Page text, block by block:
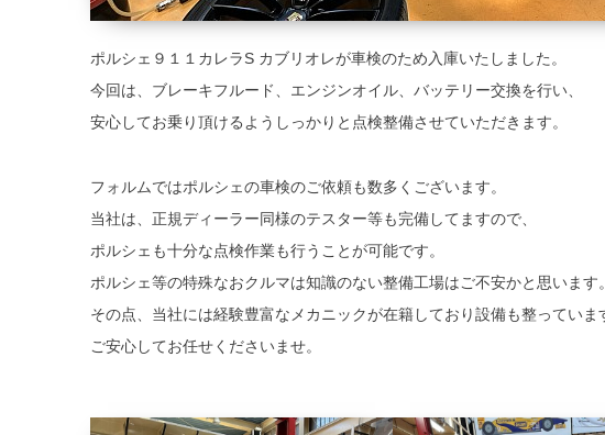
ポルシェ９１１カレラS カブリオレが車検のため入庫いたしました。
今回は、ブレーキフルード、エンジンオイル、バッテリー交換を行い、
安心してお乗り頂けるようしっかりと点検整備させていただきます。
フォルムではポルシェの車検のご依頼も数多くございます。
当社は、正規ディーラー同様のテスター等も完備してますので、
ポルシェも十分な点検作業も行うことが可能です。
ポルシェ等の特殊なおクルマは知識のない整備工場はご不安かと思います。
その点、当社には経験豊富なメカニックが在籍しており設備も整っていま
ご安心してお任せくださいませ。